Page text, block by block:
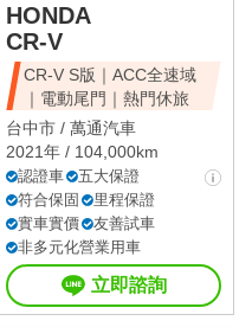
HONDA
CR-V
CR-V S版｜ACC全速域
｜電動尾門｜熱門休旅
台中市 / 萬通汽車
2021年 / 104,000km
認證車
五大保證
符合保固
里程保證
實車實價
友善試車
非多元化營業用車
立即諮詢